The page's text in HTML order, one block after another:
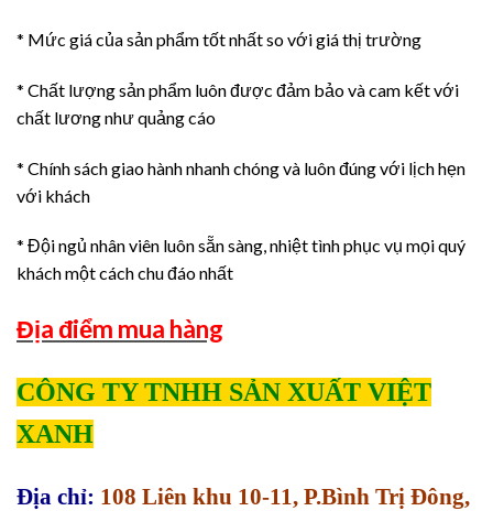
* Mức giá của sản phẩm tốt nhất so với giá thị trường
* Chất lượng sản phẩm luôn được đảm bảo và cam kết với
chất lương như quảng cáo
* Chính sách giao hành nhanh chóng và luôn đúng với lịch hẹn
với khách
* Đội ngủ nhân viên luôn sẵn sàng, nhiệt tình phục vụ mọi quý
khách một cách chu đáo nhất
Địa điểm mua hàng
CÔNG TY TNHH SẢN XUẤT VIỆT
XANH
Địa chỉ: 108 Liên khu 10-11, P.Bình Trị Đông,